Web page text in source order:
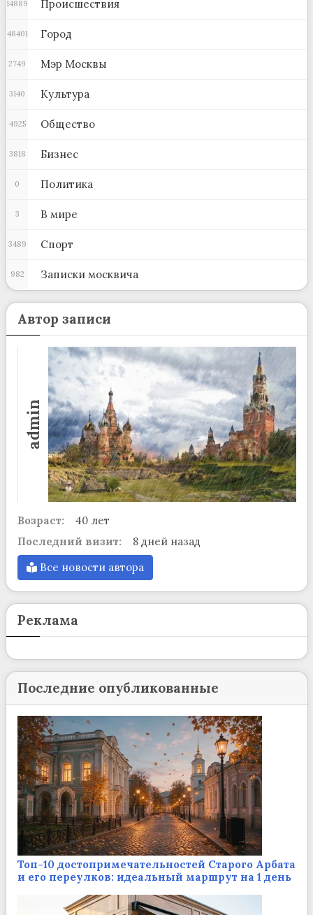
Происшествия
14889
Город
48401
Мэр Москвы
2749
Культура
3140
Общество
4925
Бизнес
3818
Политика
0
В мире
3
Спорт
3489
Записки москвича
982
Автор записи
admin
Возраст:
40 лет
Последний визит:
8 дней назад
Все новости автора
Реклама
Последние опубликованные
Топ-10 достопримечательностей Старого Арбата
и его переулков: идеальный маршрут на 1 день